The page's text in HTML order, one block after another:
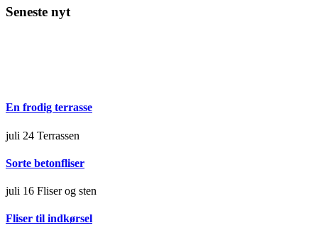
Seneste nyt
En frodig terrasse
juli 24 Terrassen
Sorte betonfliser
juli 16 Fliser og sten
Fliser til indkørsel